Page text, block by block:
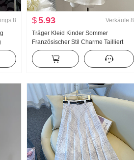
8
$5.93 Verkäufe 8
Träger Kleid Kinder Sommer
Französischer Stil Charme Tailliert
Schlank Trägerkleid Minirock